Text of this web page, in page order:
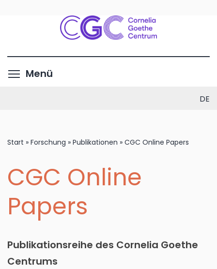
Inhalt
Menü
DE
Start » Forschung » Publikationen » CGC Online Papers
CGC Online
Papers
Publikationsreihe des Cornelia Goethe
Centrums